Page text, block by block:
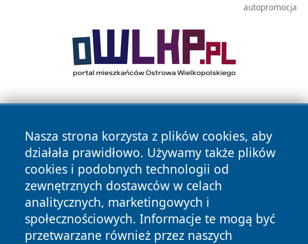
autopromocja
Nasza strona korzysta z plików cookies, aby
działała prawidłowo. Używamy także plików
cookies i podobnych technologii od
zewnętrznych dostawców w celach
analitycznych, marketingowych i
społecznościowych. Informacje te mogą być
przetwarzane również przez naszych
Copyright © 2026 wrotatarnowa.pl Wszystkie prawa
zastrzeżone.